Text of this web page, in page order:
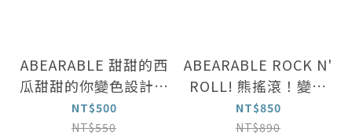
ABEARABLE 甜甜的西
瓜甜甜的你變色設計款
手提袋
NT$500
NT$550
ABEARABLE ROCK N'
ROLL! 熊搖滾！變色
設計T-SHIRT [灰/白
兩色]
NT$850
NT$890